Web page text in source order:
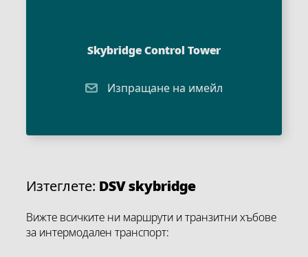
Skybridge Control Tower
Изпращане на имейл
Изтеглете: DSVskybridge
Вижте всичките ни маршрути и транзитни хъбове
за интермодален транспорт: